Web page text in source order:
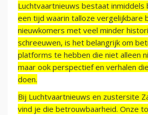
Luchtvaartnieuws bestaat inmiddels
een tijd waarin talloze vergelijkbare
nieuwkomers met veel minder
schreeuwen, is het belangrijk om
platforms te hebben die niet alleen
maar ook perspectief en verhalen
doen.
Bij Luchtvaartnieuws en zustersite
vind je die betrouwbaarheid. Onze